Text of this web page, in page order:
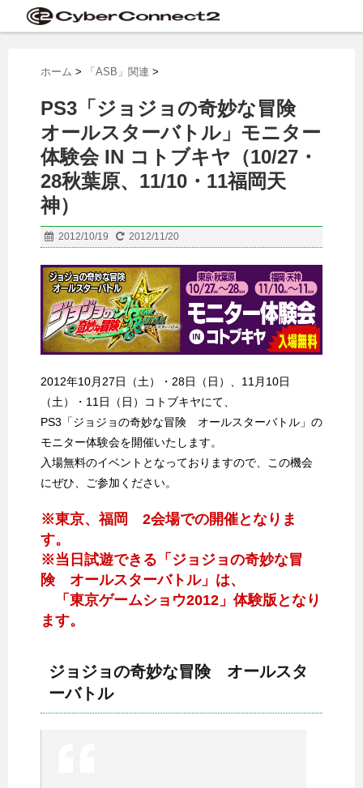
ホーム > 「ASB」関連 >
PS3「ジョジョの奇妙な冒険
オールスターバトル」モニター
体験会 IN コトブキヤ（10/27・
28秋葉原、11/10・11福岡天
神）
2012/10/19 2012/11/20
2012年10月27日（土）・28日（日）、11月10日
（土）・11日（日）コトブキヤにて、
PS3「ジョジョの奇妙な冒険 オールスターバトル」の
モニター体験会を開催いたします。
入場無料のイベントとなっておりますので、この機会
にぜひ、ご参加ください。
※東京、福岡 2会場での開催となりま
す。
※当日試遊できる「ジョジョの奇妙な冒
険 オールスターバトル」は、
「東京ゲームショウ2012」体験版となり
ます。
ジョジョの奇妙な冒険 オールスタ
ーバトル